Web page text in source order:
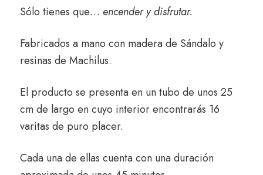
Sólo tienes que… encender y disfrutar.
Fabricados a mano con madera de Sándalo y
resinas de Machilus.
El producto se presenta en un tubo de unos 25
cm de largo en cuyo interior encontrarás 16
varitas de puro placer.
Cada una de ellas cuenta con una duración